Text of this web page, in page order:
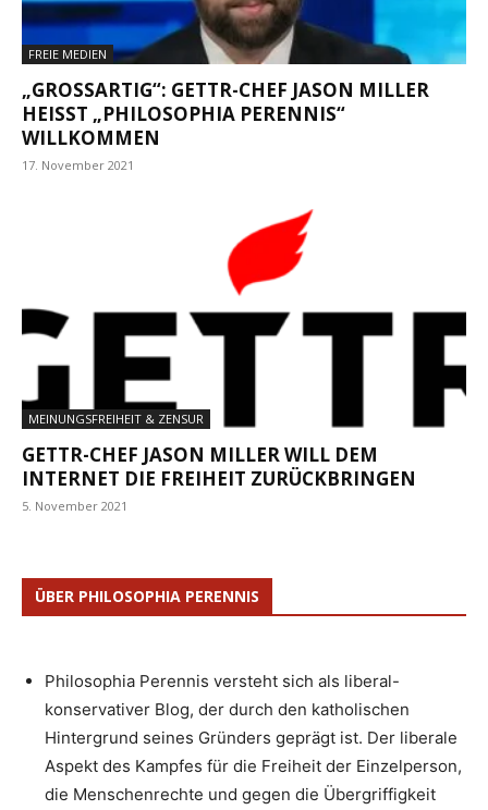
FREIE MEDIEN
„GROSSARTIG“: GETTR-CHEF JASON MILLER H
EISST „PHILOSOPHIA PERENNIS“ WI
LLKOMMEN
17. November 2021
MEINUNGSFREIHEIT & ZENSUR
GETTR-CHEF JASON MILLER WILL DEM
INTERNET DIE FREIHEIT ZURÜCKBRINGEN
5. November 2021
ÜBER PHILOSOPHIA PERENNIS
Philosophia Perennis versteht sich als liberal-
konservativer Blog, der durch den katholischen
Hintergrund seines Gründers geprägt ist. Der liberale
Aspekt des Kampfes für die Freiheit der Einzelperson,
die Menschenrechte und gegen die Übergriffigkeit